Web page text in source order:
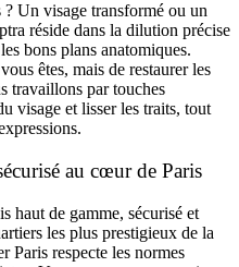
Un visage transformé ou un
réside dans la dilution précise
bons plans anatomiques.
êtes, mais de restaurer les
travaillons par touches
visage et lisser les traits, tout
au cœur de Paris
haut de gamme, sécurisé et
les plus prestigieux de la
Paris respecte les normes